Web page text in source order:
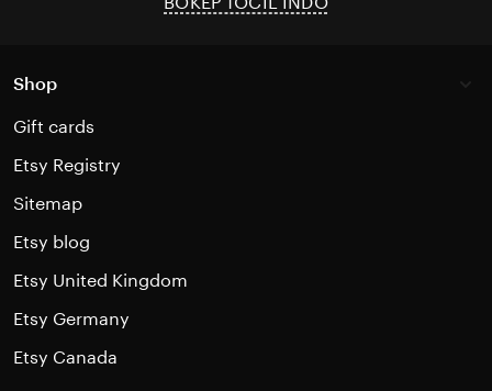
Shop
Gift cards
Etsy Registry
Sitemap
Etsy blog
Etsy United Kingdom
Etsy Germany
Etsy Canada